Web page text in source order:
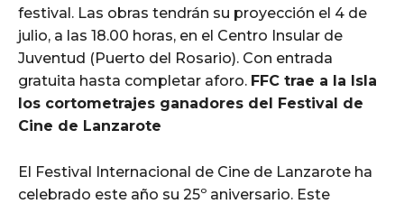
festival. Las obras tendrán su proyección el 4 de
julio, a las 18.00 horas, en el Centro Insular de
Juventud (Puerto del Rosario). Con entrada
gratuita hasta completar aforo. FFC trae a la Isla
los cortometrajes ganadores del Festival de
Cine de Lanzarote
El Festival Internacional de Cine de Lanzarote ha
celebrado este año su 25º aniversario. Este